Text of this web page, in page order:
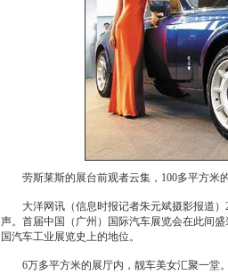
劳斯莱斯的展台前观者云集，100多平方米的
大洋网讯（信息时报记者朱元斌摄影报道）
声。首届中国（广州）国际汽车展览会在此间
国汽车工业展览史上的地位。
6万多平方米的展厅内，靓车美女汇聚一堂。